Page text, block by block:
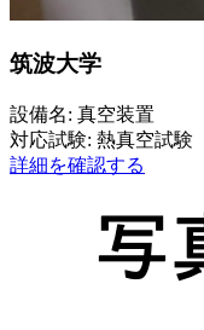
筑波大学
設備名: 真空装置
対応試験: 熱真空試験
詳細を確認する